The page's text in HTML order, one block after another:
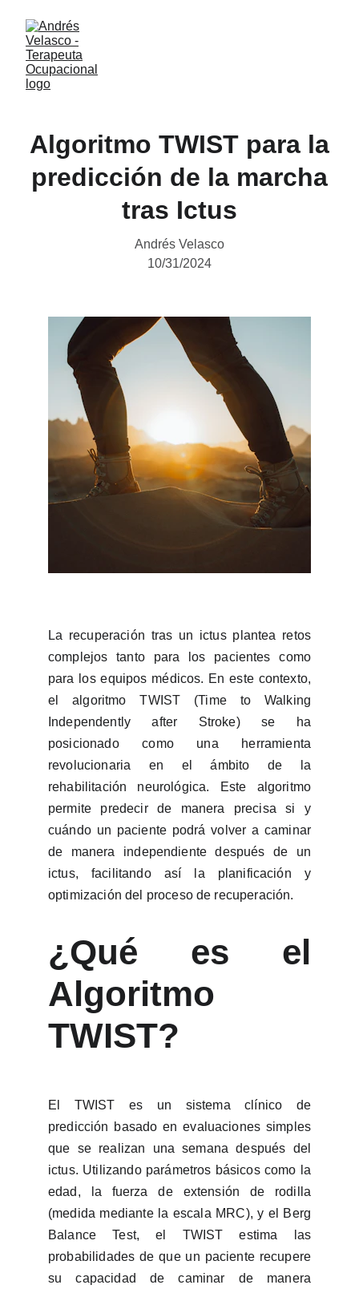
Algoritmo TWIST para la
predicción de la marcha
tras Ictus
Andrés Velasco
10/31/2024
La recuperación tras un ictus plantea retos
complejos tanto para los pacientes como
para los equipos médicos. En este contexto,
el algoritmo TWIST (Time to Walking
Independently after Stroke) se ha
posicionado como una herramienta
revolucionaria en el ámbito de la
rehabilitación neurológica. Este algoritmo
permite predecir de manera precisa si y
cuándo un paciente podrá volver a caminar
de manera independiente después de un
ictus, facilitando así la planificación y
optimización del proceso de recuperación.
¿Qué es el
Algoritmo
TWIST?
El TWIST es un sistema clínico de
predicción basado en evaluaciones simples
que se realizan una semana después del
ictus. Utilizando parámetros básicos como la
edad, la fuerza de extensión de rodilla
(medida mediante la escala MRC), y el Berg
Balance Test, el TWIST estima las
probabilidades de que un paciente recupere
su capacidad de caminar de manera